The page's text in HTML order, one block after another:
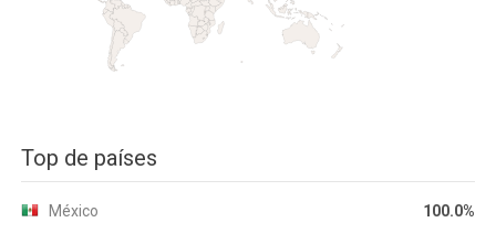
Top de países
México 100.0%